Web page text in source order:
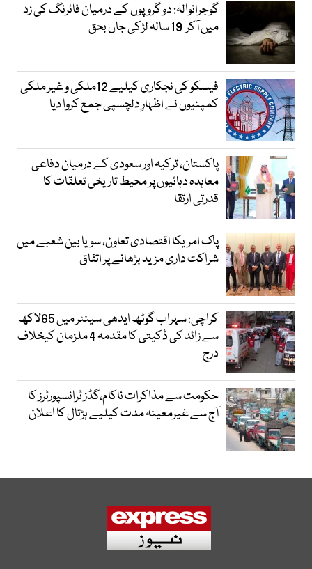
گوجرانوالہ: دو گروپوں کے درمیان فائرنگ کی زد
میں آکر 19 سالہ لڑکی جاں بحق
فیسکو کی نجکاری کیلیے 12ملکی و غیر ملکی
کمپنیوں نے اظہارِ دلچسپی جمع کروا دیا
پاکستان، ترکیہ اور سعودی کے درمیان دفاعی
معاہدہ دہائیوں پر محیط تاریخی تعلقات کا
قدرتی ارتقا
پاک امریکا اقتصادی تعاون، سویا بین شعبے میں
شراکت داری مزید بڑھانے پر اتفاق
کراچی: سہراب گوٹھ ایدھی سینٹر میں 65لاکھ
سے زائد کی ڈکیتی کا مقدمہ 4 ملزمان کیخلاف
درج
حکومت سے مذاکرات ناکام،گڈز ٹرانسپورٹرز کا
آج سے غیرمعینہ مدت کیلیے ہڑتال کا اعلان